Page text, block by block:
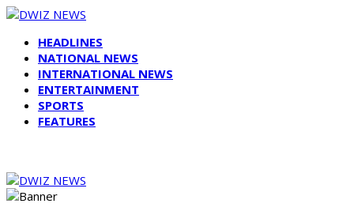
HEADLINES
NATIONAL NEWS
INTERNATIONAL NEWS
ENTERTAINMENT
SPORTS
FEATURES